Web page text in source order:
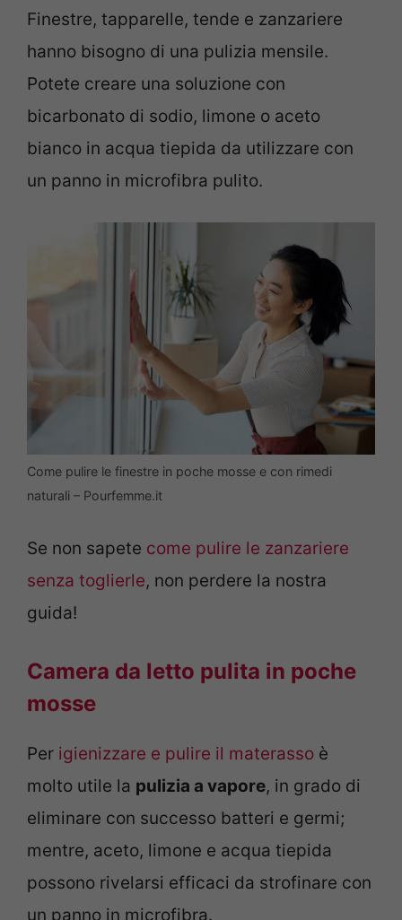
Finestre, tapparelle, tende e zanzariere
hanno bisogno di una pulizia mensile.
Potete creare una soluzione con
bicarbonato di sodio, limone o aceto
bianco in acqua tiepida da utilizzare con
un panno in microfibra pulito.
Come pulire le finestre in poche mosse e con rimedi
naturali – Pourfemme.it
Se non sapete come pulire le zanzariere
senza toglierle, non perdere la nostra
guida!
Camera da letto pulita in poche
mosse
Per igienizzare e pulire il materasso è
molto utile la pulizia a vapore, in grado di
eliminare con successo batteri e germi;
mentre, aceto, limone e acqua tiepida
possono rivelarsi efficaci da strofinare con
un panno in microfibra.